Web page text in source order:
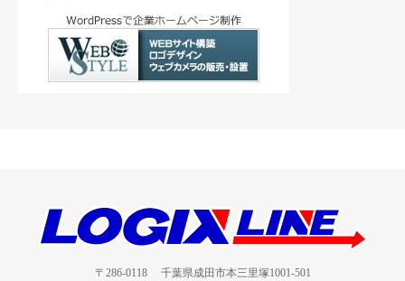
〒286-0118 千葉県成田市本三里塚1001-501